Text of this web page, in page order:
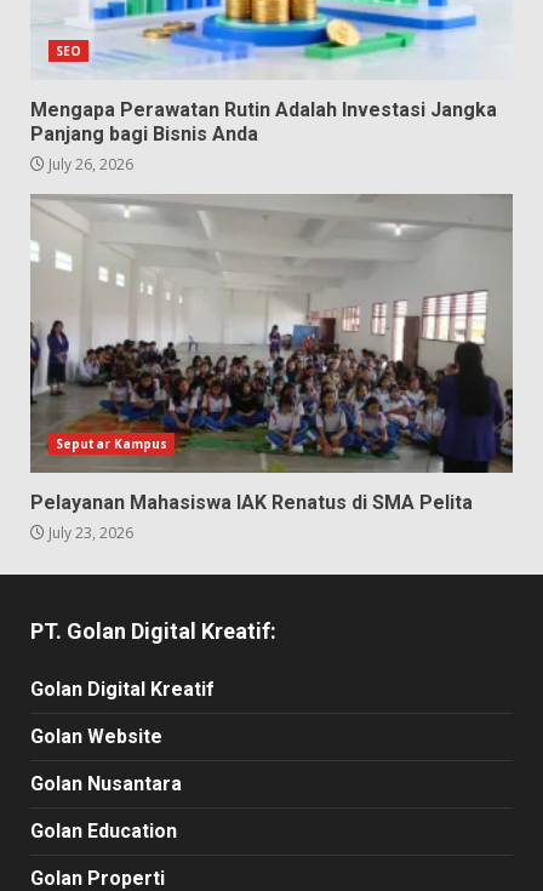
SEO
Mengapa Perawatan Rutin Adalah Investasi Jangka
Panjang bagi Bisnis Anda
July 26, 2026
Seputar Kampus
Pelayanan Mahasiswa IAK Renatus di SMA Pelita
July 23, 2026
PT. Golan Digital Kreatif:
Golan Digital Kreatif
Golan Website
Golan Nusantara
Golan Education
Golan Properti